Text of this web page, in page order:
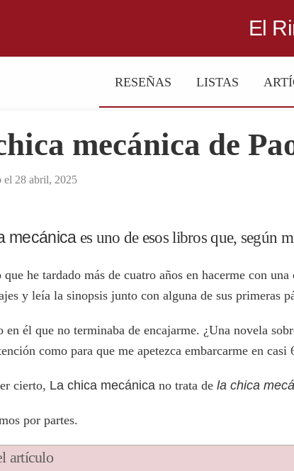
El
RESEÑAS LISTAS
mecánica de
el 28 abril, 2025
mecánicaes uno de esos libros que, según
que he tardado más de cuatro años en hacerme con
y leía la sinopsis junto con alguna de sus primeras
en él que no terminaba de encajarme. ¿Una novela
como para que me apetezca embarcarme en casi
cierto, La chica mecánica no trata dela chica
por partes.
artículo